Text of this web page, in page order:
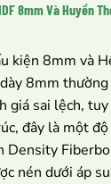
8mm Và Huyền
kiện 8mm và
8mm
giá sai lệch,
đây là một độ
Density
nén dưới áp